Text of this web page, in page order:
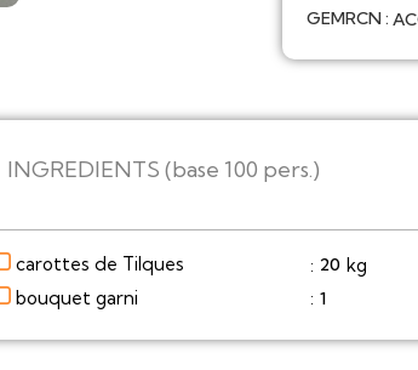
GEMRCN :
INGREDIENTS (base 100 pers.)
carottes de Tilques : 20 kg
bouquet garni
: 1